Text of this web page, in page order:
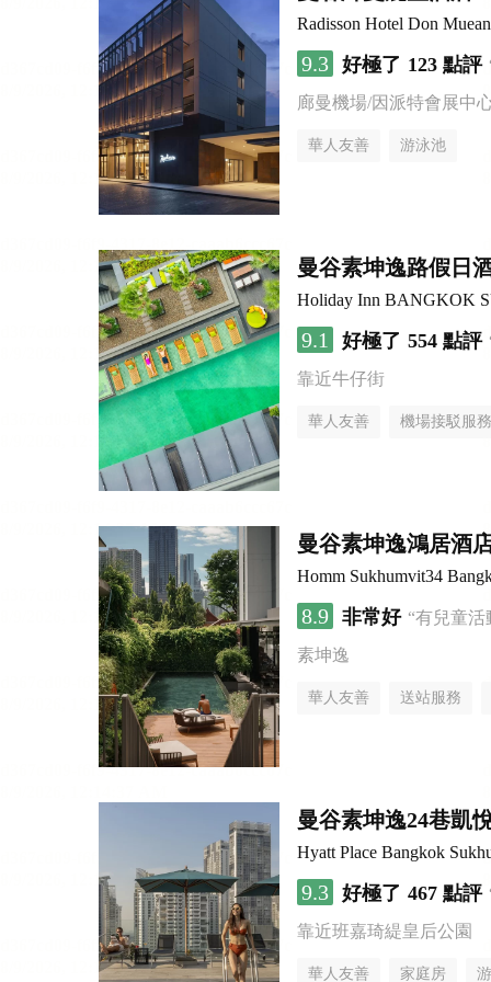
Radisson Hotel Don
9.3 好極了 123 點評
廊曼機場/因派特會展中
華人友善 游泳池
曼谷素坤逸路假日
Holiday Inn BANGKOK
9.1 好極了 554 點評
靠近牛仔街
華人友善 機場接駁服務
曼谷素坤逸鴻居酒
Homm Sukhumvit34
8.9 非常好 “有兒童
素坤逸
華人友善 送站服務
曼谷素坤逸24巷凱
Hyatt Place Bangkok
9.3 好極了 467 點評
靠近班嘉琦緹皇后公園
華人友善 家庭房